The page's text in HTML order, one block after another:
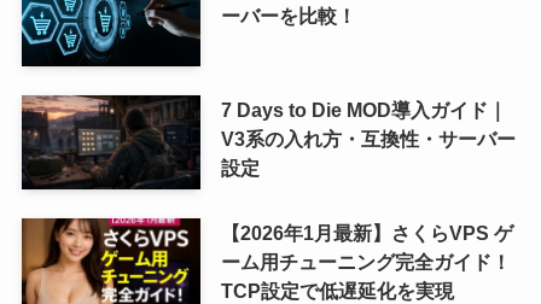
ーバーを比較！
7 Days to Die MOD導入ガイド｜
V3系の入れ方・互換性・サーバー
設定
【2026年1月最新】さくらVPS ゲ
ーム用チューニング完全ガイド！
TCP設定で低遅延化を実現